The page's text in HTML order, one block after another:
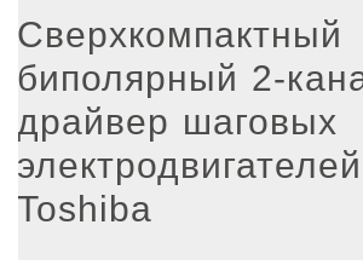
Сверхкомпактный
биполярный 2-
драйвер шаговых
Toshiba